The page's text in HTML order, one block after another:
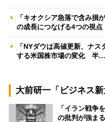
「キオクシア急落で含み
の成長につなげる4つの視
「NYダウは高値更新、ナ
する米国株市場の変化 半…
大前研一「ビジネス
「イラン戦争
の批判が強ま